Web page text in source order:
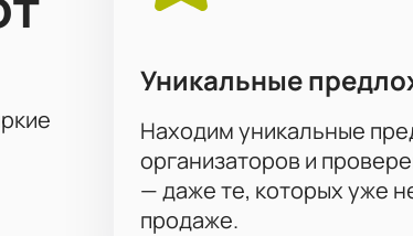
Уникальные
Находим уникальные
организаторов и
— даже те, которых уже
продаже.